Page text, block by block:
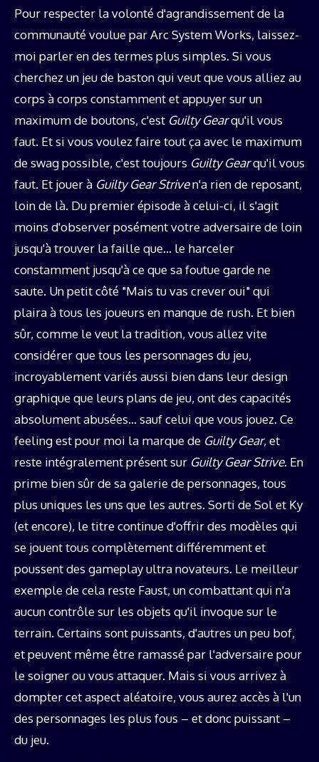
Pour respecter la volonté d'agrandissement de la
communauté voulue par Arc System Works, laissez-
moi parler en des termes plus simples. Si vous
cherchez un jeu de baston qui veut que vous alliez au
corps à corps constamment et appuyer sur un
maximum de boutons, c'est Guilty Gearqu'il vous
faut. Et si vous voulez faire tout ça avec le maximum
de swag possible, c'est toujours Guilty Gearqu'il vous
faut. Et jouer à Guilty Gear Striven'a rien de reposant,
loin de là. Du premier épisode à celui-ci, il s'agit
moins d'observer posément votre adversaire de loin
jusqu'à trouver la faille que… le harceler
constamment jusqu'à ce que sa foutue garde ne
saute. Un petit côté "Mais tu vas crever oui" qui
plaira à tous les joueurs en manque de rush. Et bien
sûr, comme le veut la tradition, vous allez vite
considérer que tous les personnages du jeu,
incroyablement variés aussi bien dans leur design
graphique que leurs plans de jeu, ont des capacités
absolument abusées… sauf celui que vous jouez. Ce
feeling est pour moi la marque de Guilty Gear, et
reste intégralement présent sur Guilty Gear Strive. En
prime bien sûr de sa galerie de personnages, tous
plus uniques les uns que les autres. Sorti de Sol et Ky
(et encore), le titre continue d'offrir des modèles qui
se jouent tous complètement différemment et
poussent des gameplay ultra novateurs. Le meilleur
exemple de cela reste Faust, un combattant qui n'a
aucun contrôle sur les objets qu'il invoque sur le
terrain. Certains sont puissants, d'autres un peu bof,
et peuvent même être ramassé par l'adversaire pour
le soigner ou vous attaquer. Mais si vous arrivez à
dompter cet aspect aléatoire, vous aurez accès à l'un
des personnages les plus fous – et donc puissant –
du jeu.